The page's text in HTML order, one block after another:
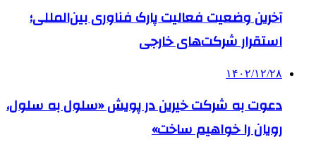
آخرین وضعیت فعالیت پارک فناوری بین‌المللی؛
استقرار شرکت‌های خارجی‌
۱۴۰۲/۱۲/۲۸
دعوت به شرکت خیرین در پویش «سلول به سلول،
رویان را خواهیم ساخت»